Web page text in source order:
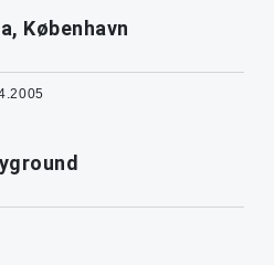
København